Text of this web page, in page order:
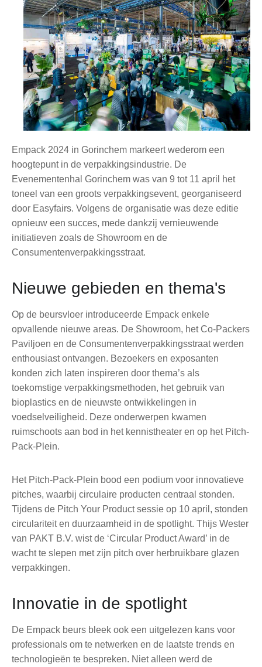
Empack 2024 in Gorinchem markeert wederom een
hoogtepunt in de verpakkingsindustrie. De
Evenementenhal Gorinchem was van 9 tot 11 april het
toneel van een groots verpakkingsevent, georganiseerd
door Easyfairs. Volgens de organisatie was deze editie
opnieuw een succes, mede dankzij vernieuwende
initiatieven zoals de Showroom en de
Consumentenverpakkingsstraat.
Nieuwe gebieden en thema's
Op de beursvloer introduceerde Empack enkele
opvallende nieuwe areas. De Showroom, het Co-Packers
Paviljoen en de Consumentenverpakkingsstraat werden
enthousiast ontvangen. Bezoekers en exposanten
konden zich laten inspireren door thema’s als
toekomstige verpakkingsmethoden, het gebruik van
bioplastics en de nieuwste ontwikkelingen in
voedselveiligheid. Deze onderwerpen kwamen
ruimschoots aan bod in het kennistheater en op het Pitch-
Pack-Plein.
Het Pitch-Pack-Plein bood een podium voor innovatieve
pitches, waarbij circulaire producten centraal stonden.
Tijdens de Pitch Your Product sessie op 10 april, stonden
circulariteit en duurzaamheid in de spotlight. Thijs Wester
van PAKT B.V. wist de ‘Circular Product Award’ in de
wacht te slepen met zijn pitch over herbruikbare glazen
verpakkingen.
Innovatie in de spotlight
De Empack beurs bleek ook een uitgelezen kans voor
professionals om te netwerken en de laatste trends en
technologieën te bespreken. Niet alleen werd de